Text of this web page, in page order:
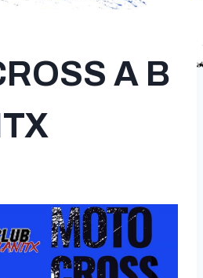
A B